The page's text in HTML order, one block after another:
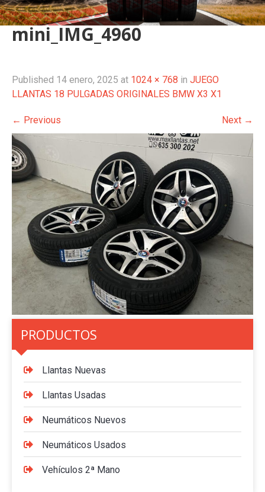
mini_IMG_4960
Published 14 enero, 2025 at 1024 × 768 in JUEGO
LLANTAS 18 PULGADAS ORIGINALES BMW X3 X1
← Previous Next →
PRODUCTOS
Llantas Nuevas
Llantas Usadas
Neumáticos Nuevos
Neumáticos Usados
Vehículos 2ª Mano